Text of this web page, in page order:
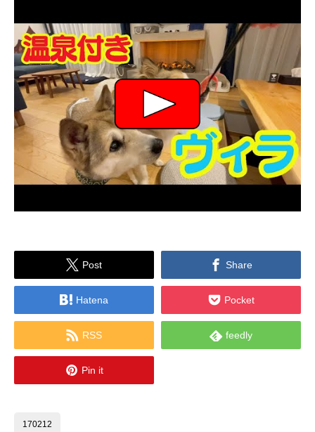
 Post  Share
 Hatena  Pocket
 RSS  feedly
 Pin it
170212